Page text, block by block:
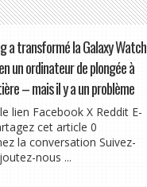
a transformé la Galaxy Watch
un ordinateur de plongée à
– mais il y a un problème
lien Facebook X Reddit E-
cet article 0
la conversation Suivez-
nous ...